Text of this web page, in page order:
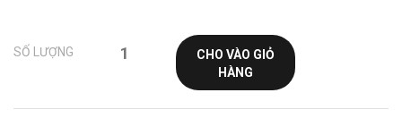
SỐ LƯỢNG
CHO VÀO GIỎ
HÀNG